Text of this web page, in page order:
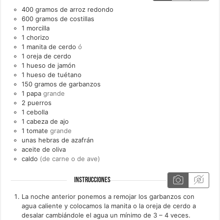
400 gramos de arroz redondo
600 gramos de costillas
1 morcilla
1 chorizo
1 manita de cerdo ó
1 oreja de cerdo
1 hueso de jamón
1 hueso de tuétano
150 gramos de garbanzos
1 papa grande
2 puerros
1 cebolla
1 cabeza de ajo
1 tomate grande
unas hebras de azafrán
aceite de oliva
caldo (de carne o de ave)
INSTRUCCIONES
La noche anterior ponemos a remojar los garbanzos con
agua caliente y colocamos la manita o la oreja de cerdo a
desalar cambiándole el agua un mínimo de 3 – 4 veces.